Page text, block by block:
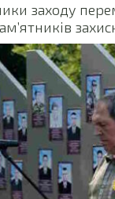
заходу